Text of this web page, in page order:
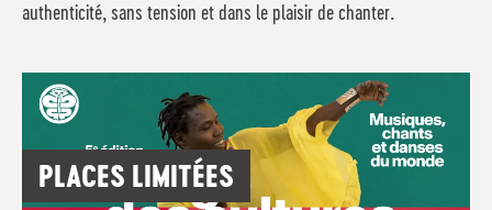
authenticité, sans tension et dans le plaisir de chanter.
PLACES LIMITÉES